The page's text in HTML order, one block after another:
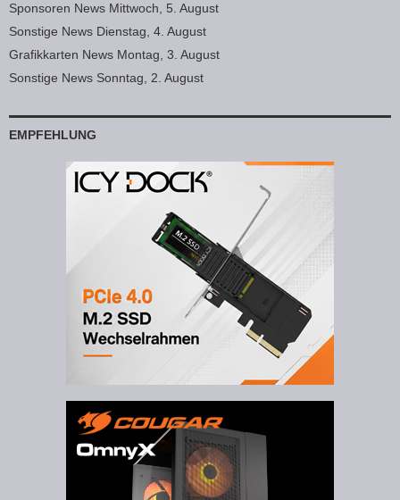
Sponsoren News Mittwoch, 5. August
Sonstige News Dienstag, 4. August
Grafikkarten News Montag, 3. August
Sonstige News Sonntag, 2. August
EMPFEHLUNG